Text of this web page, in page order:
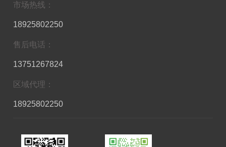
市场热线：
18925802250
售后电话：
13751267824
区域代理：
18925802250